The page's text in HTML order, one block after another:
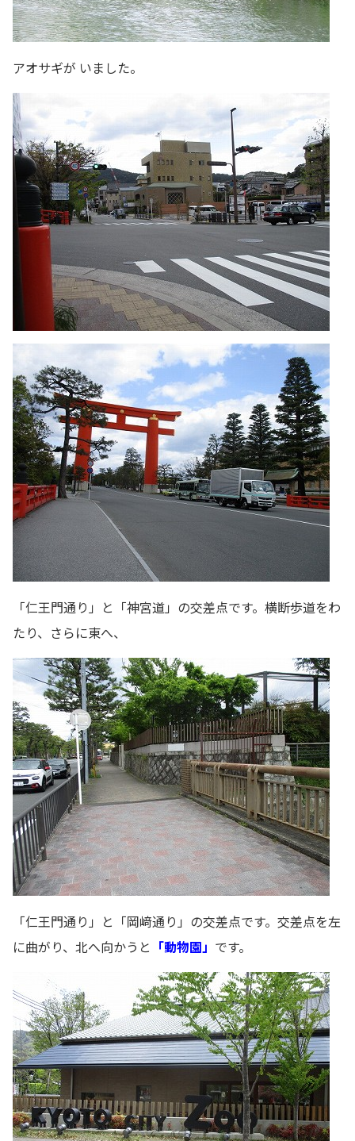
アオサギが いました。
「仁王門通り」と「神宮道」の交差点です。横断歩道をわ
たり、さらに東へ、
「仁王門通り」と「岡﨑通り」の交差点です。交差点を左
に曲がり、北へ向かうと 「動物園」 です。